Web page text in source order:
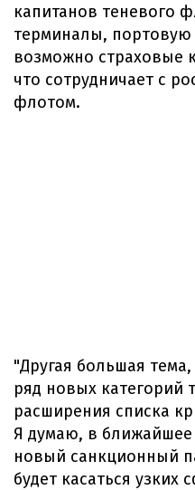
капитанов теневого
терминалы, портовую
возможно страховые
что сотрудничает с
флотом.
"Другая большая
ряд новых категорий
расширения списка
Я думаю, в
новый санкционный
будет касаться узких